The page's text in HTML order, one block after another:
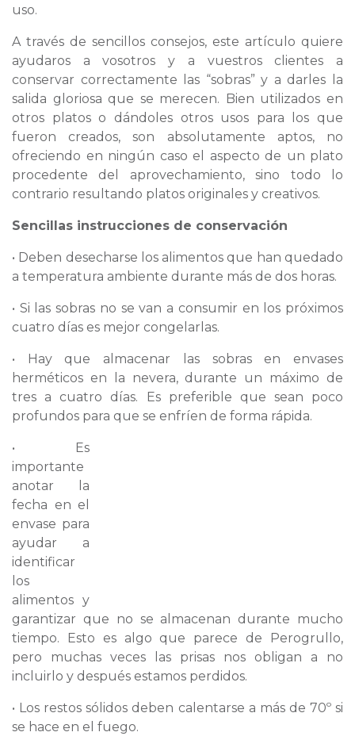
uso.
A través de sencillos consejos, este artículo quiere
ayudaros a vosotros y a vuestros clientes a
conservar correctamente las “sobras” y a darles la
salida gloriosa que se merecen. Bien utilizados en
otros platos o dándoles otros usos para los que
fueron creados, son absolutamente aptos, no
ofreciendo en ningún caso el aspecto de un plato
procedente del aprovechamiento, sino todo lo
contrario resultando platos originales y creativos.
Sencillas instrucciones de conservación
• Deben desecharse los alimentos que han quedado
a temperatura ambiente durante más de dos horas.
• Si las sobras no se van a consumir en los próximos
cuatro días es mejor congelarlas.
• Hay que almacenar las sobras en envases
herméticos en la nevera, durante un máximo de
tres a cuatro días. Es preferible que sean poco
profundos para que se enfríen de forma rápida.
• Es
importante
anotar la
fecha en el
envase para
ayudar a
identificar
los
alimentos y
garantizar que no se almacenan durante mucho
tiempo. Esto es algo que parece de Perogrullo,
pero muchas veces las prisas nos obligan a no
incluirlo y después estamos perdidos.
• Los restos sólidos deben calentarse a más de 70º si
se hace en el fuego.